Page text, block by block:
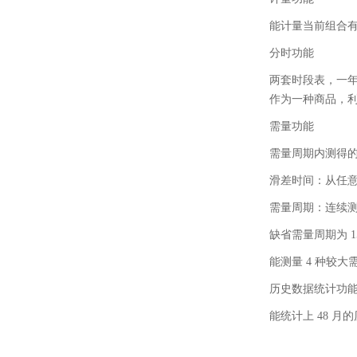
能计量当前组合
分时功能
两套时段表，一
作为一种商品，
需量功能
需量周期内测得
滑差时间：从任
需量周期：连续
缺省需量周期为
能测量 4 种较大
历史数据统计功
能统计上 48 月